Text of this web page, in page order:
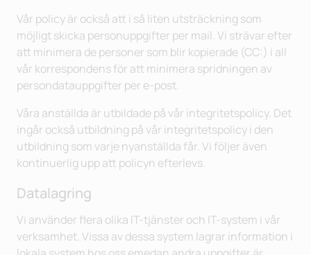
Vår policy är också att i så liten utsträckning som
möjligt skicka personuppgifter per mail. Vi strävar efter
att minimera de personer som blir kopierade (CC:) i all
vår korrespondens för att minimera spridningen av
persondatauppgifter per e-post.
Våra anställda är utbildade på vår integritetspolicy. Det
ingår också utbildning på vår integritetspolicy i den
utbildning som varje nyanställda får. Vi följer även
kontinuerlig upp att policyn efterlevs.
Datalagring
Vi använder flera olika IT-tjänster och IT-system i vår
verksamhet. Vissa av dessa system lagrar information i